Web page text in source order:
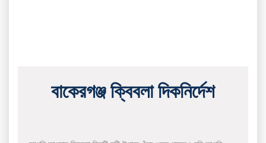
বাকেরগঞ্জ ক্বিবলা দিকনির্দেশ